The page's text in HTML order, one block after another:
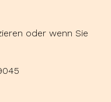
oder wenn Sie